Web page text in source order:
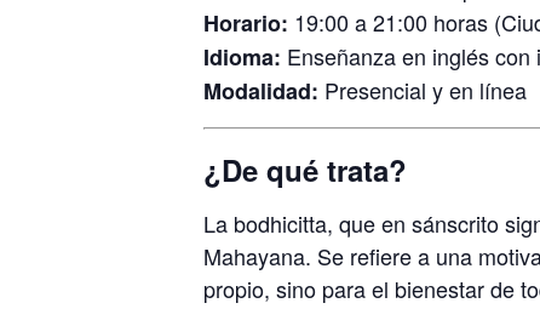
Horario: 19:00 a 21:00 horas
Idioma: Enseñanza en inglés
Modalidad: Presencial y en línea
¿De qué trata?
La bodhicitta, que en sánscrito
Mahayana. Se refiere a una
propio, sino para el bienestar de